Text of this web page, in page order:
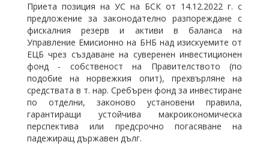
Приета позиция на УС на БСК от 14.12.2022 г. с
предложение за законодателно разпореждане с
фискалния резерв и активи в баланса на
Управление Емисионно на БНБ над изискуемите от
ЕЦБ чрез създаване на суверенен инвестиционен
фонд - собственост на Правителството (по
подобие на норвежкия опит), прехвърляне на
средствата в т. нар. Сребърен фонд за инвестиране
по отделни, законово установени правила,
гарантиращи устойчива макроикономическа
перспектива или предсрочно погасяване на
падежиращ държавен дълг.